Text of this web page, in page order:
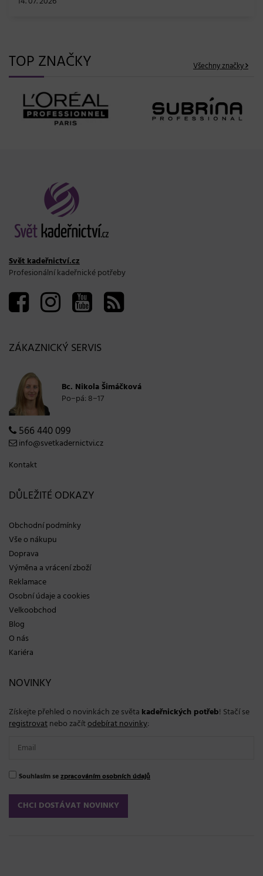
TOP ZNAČKY Všechny značky
Svět kadeřnictví.cz
Profesionální kadeřnické potřeby
ZÁKAZNICKÝ SERVIS
Bc. Nikola Šimáčková
Po−pá: 8−17
566 440 099
info@svetkadernictvi.cz
Kontakt
DŮLEŽITÉ ODKAZY
Obchodní podmínky
Vše o nákupu
Doprava
Výměna a vrácení zboží
Reklamace
Osobní údaje a cookies
Velkoobchod
Blog
O nás
Kariéra
NOVINKY
Získejte přehled o novinkách ze světa kadeřnických potřeb! Stačí se
registrovatnebo začítodebírat novinky:
Souhlasím sezpracováním osobních údajů